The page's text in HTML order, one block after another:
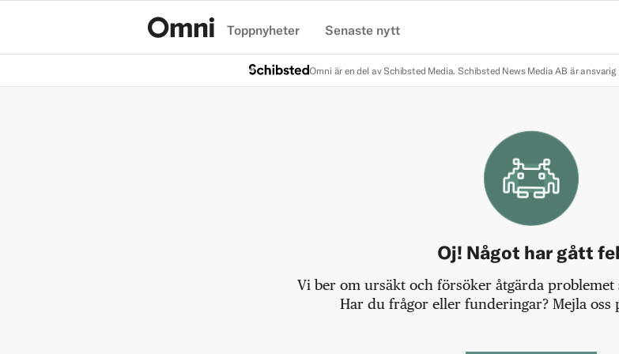
Toppnyheter Senaste nytt
Omni är en del av Schibsted Media. Schibsted News Media AB är
Oj! Något har gått
Vi ber om ursäkt och försöker åtgärda
Har du frågor eller funderingar? Mejla oss